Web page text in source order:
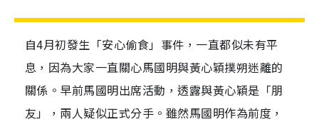
自4月初發生「安心偷食」事件，一直都似未有平
息，因為大家一直關心馬國明與黃心穎撲朔迷離的
關係。早前馬國明出席活動，透露與黃心穎是「朋
友」，兩人疑似正式分手。雖然馬國明作為前度，